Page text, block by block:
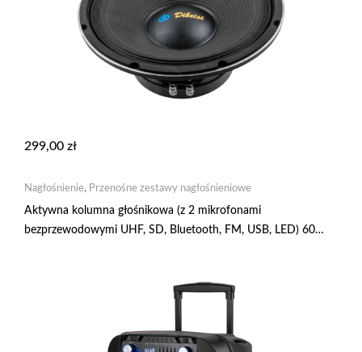
299,00 zł
Nagłośnienie, Przenośne zestawy nagłośnieniowe
Aktywna kolumna głośnikowa (z 2 mikrofonami
bezprzewodowymi UHF, SD, Bluetooth, FM, USB, LED) 60